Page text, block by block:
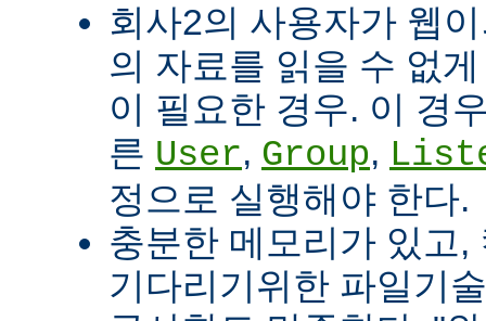
회사2의 사용자가 웹
의 자료를 읽을 수 없
이 필요한 경우. 이 경
른 User, Group,
정으로 실행해야 한다.
충분한 메모리가 있고,
기다리기위한 파일기